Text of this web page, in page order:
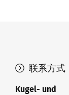
联系方式
Kugel- und